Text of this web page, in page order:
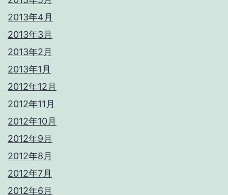
2013年4月
2013年3月
2013年2月
2013年1月
2012年12月
2012年11月
2012年10月
2012年9月
2012年8月
2012年7月
2012年6月